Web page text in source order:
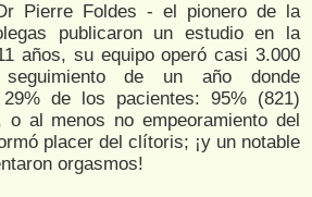
Pierre Foldes - el pionero de la
publicaron un estudio en la
años, su equipo operó casi 3.000
de un año donde
de los pacientes: 95% (821)
o al menos no empeoramiento del
placer del clítoris; ¡y un notable
orgasmos!